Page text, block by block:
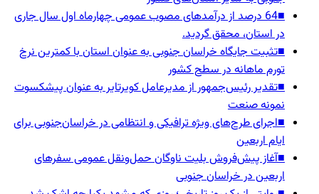
■
64 درصد از درآمدهای مصوب عمومی چهارماه اول سال جاری
در استان، محقق گردید.
■تثبیت جایگاه خراسان جنوبی به عنوان استان با کمترین نرخ
تورم ماهانه در سطح کشور
■تقدیر رئیس‌جمهور از مدیرعامل کویرتایر به عنوان پیشکسوت
نمونه صنعت
■اجرای طرح‌های ویژه ترافیکی و انتظامی در خراسان‌جنوبی برای
ایام اربعین
■آغاز پیش‌فروش بلیت ناوگان حمل‌ونقل عمومی سفرهای
اربعین در خراسان جنوبی